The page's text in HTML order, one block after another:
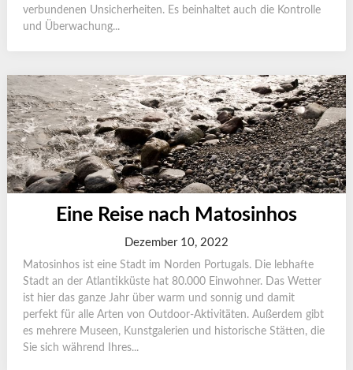
verbundenen Unsicherheiten. Es beinhaltet auch die Kontrolle
und Überwachung...
Eine Reise nach Matosinhos
Dezember 10, 2022
Matosinhos ist eine Stadt im Norden Portugals. Die lebhafte
Stadt an der Atlantikküste hat 80.000 Einwohner. Das Wetter
ist hier das ganze Jahr über warm und sonnig und damit
perfekt für alle Arten von Outdoor-Aktivitäten. Außerdem gibt
es mehrere Museen, Kunstgalerien und historische Stätten, die
Sie sich während Ihres...